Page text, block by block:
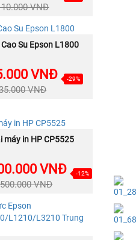
VNĐ
MUA NGAY
Su Epson L1800
VNĐ
VNĐ
-29%
MUA NGAY
máy in HP CP5525
VNĐ
VNĐ
-12%